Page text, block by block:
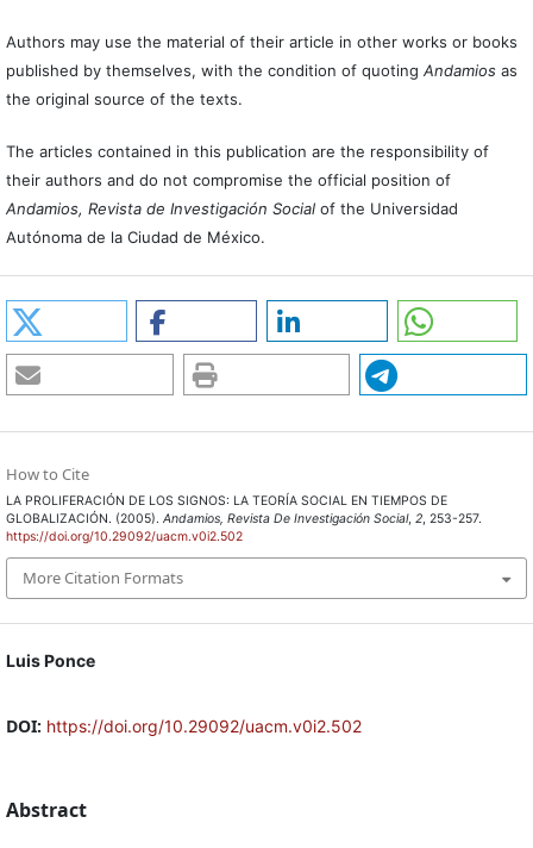
Luis Ponce
DOI: https://doi.org/10.29092/uacm.v0i2.502
Abstract
Authors may use the material of their article in other works or books
published by themselves, with the condition of quoting Andamiosas
the original source of the texts.
The articles contained in this publication are the responsibility of
their authors and do not compromise the official position of
Andamios, Revista de Investigación Social of the Universidad
Autónoma de la Ciudad de México.
How to Cite
LA PROLIFERACIÓN DE LOS SIGNOS: LA TEORÍA SOCIAL EN TIEMPOS DE
GLOBALIZACIÓN. (2005). Andamios, Revista De Investigación Social, 2, 253-257.
https://doi.org/10.29092/uacm.v0i2.502
More Citation Formats